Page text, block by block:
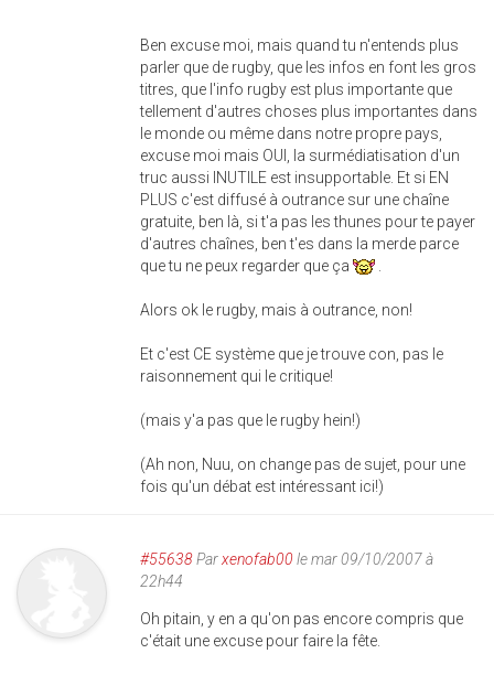
Ben excuse moi, mais quand tu n'entends plus
parler que de rugby, que les infos en font les gros
titres, que l'info rugby est plus importante que
tellement d'autres choses plus importantes dans
le monde ou même dans notre propre pays,
excuse moi mais OUI, la surmédiatisation d'un
truc aussi INUTILE est insupportable. Et si EN
PLUS c'est diffusé à outrance sur une chaîne
gratuite, ben là, si t'a pas les thunes pour te payer
d'autres chaînes, ben t'es dans la merde parce
que tu ne peux regarder que ça
Alors ok le rugby, mais à outrance, non!
Et c'est CE système que je trouve con, pas le
raisonnement qui le critique!
(mais y'a pas que le rugby hein!)
(Ah non, Nuu, on change pas de sujet, pour une
fois qu'un débat est intéressant ici!)
#55638Parxenofab00 le mar 09/10/2007 à
22h44
Oh pitain, y en a qu'on pas encore compris que
c'était une excuse pour faire la fête.